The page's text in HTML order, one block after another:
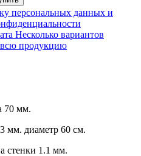
персональных данных и
Несколько вариантов
всю продукцию
70 мм.
мм. диаметр 60 см.
стенки 1.1 мм.